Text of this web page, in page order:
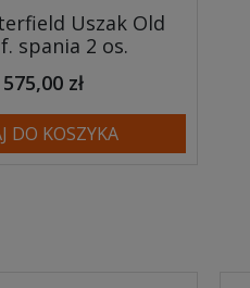
Uszak Old
spania 2 os.
zł
DO KOSZYKA